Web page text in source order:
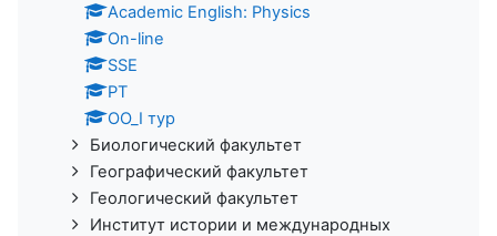
Academic English: Physics
On-line
SSE
PT
ОО_I тур
Биологический факультет
Географический факультет
Геологический факультет
Институт истории и международных